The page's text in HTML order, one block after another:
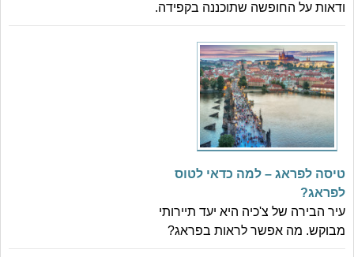
ודאות על החופשה שתוכננה בקפידה.
טיסה לפראג – למה כדאי לטוס
לפראג?
עיר הבירה של צ'כיה היא יעד תיירותי
מבוקש. מה אפשר לראות בפראג?